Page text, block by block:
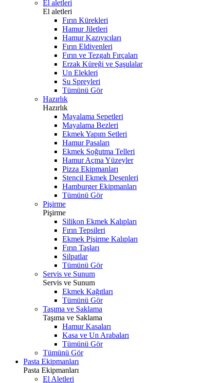
El aletleri
El aletleri
Fırın Kürekleri
Hamur Jiletleri
Hamur Kazıyıcıları
Fırın Eldivenleri
Fırın ve Tezgah Fırçaları
Erzak Küreği ve Şaşulalar
Un Elekleri
Su Spreyleri
Tümünü Gör
Hazırlık
Hazırlık
Mayalama Sepetleri
Mayalama Bezleri
Ekmek Yapım Setleri
Hamur Pasaları
Ekmek Soğutma Telleri
Hamur Açma Yüzeyler
Pizza Ekipmanları
Stencil Ekmek Desenleri
Hamburger Ekipmanları
Tümünü Gör
Pişirme
Pişirme
Silikon Ekmek Kalıpları
Fırın Tepsileri
Ekmek Pişirme Kalıpları
Fırın Taşları
Silpatlar
Tümünü Gör
Servis ve Sunum
Servis ve Sunum
Ekmek Kağıtları
Tümünü Gör
Taşıma ve Saklama
Taşıma ve Saklama
Hamur Kasaları
Kasa ve Un Arabaları
Tümünü Gör
Tümünü Gör
Pasta Ekipmanları
Pasta Ekipmanları
El Aletleri